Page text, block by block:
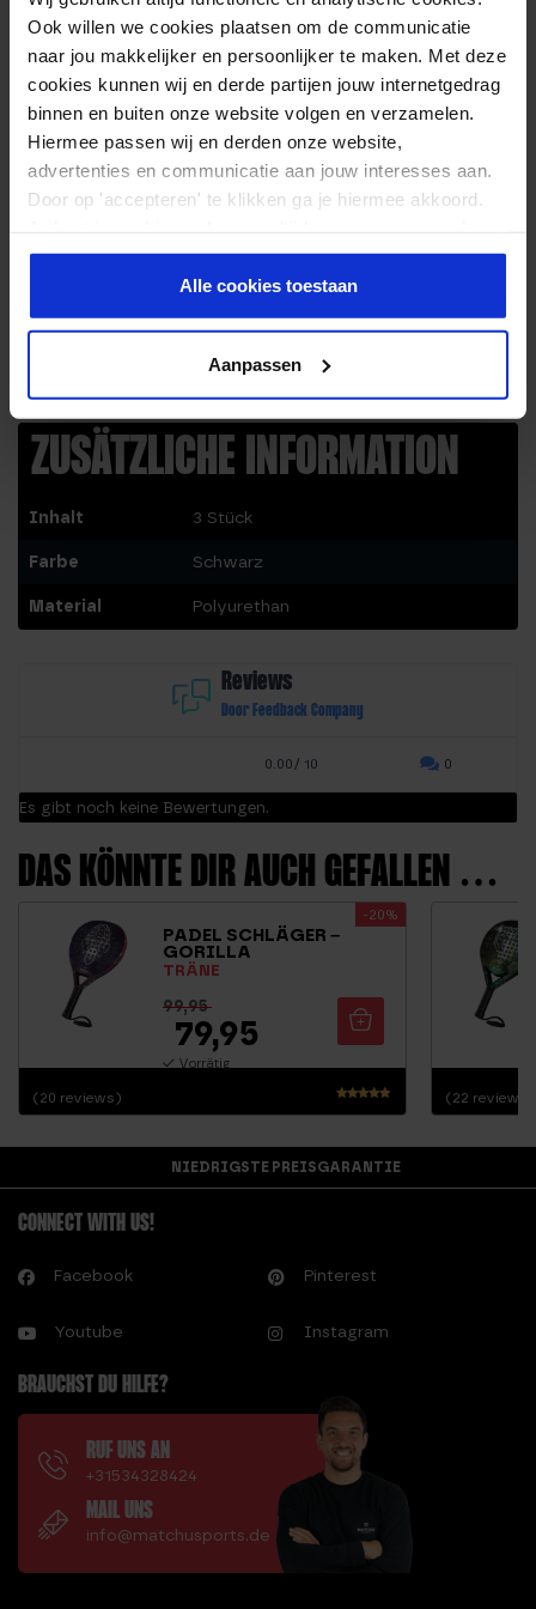
Ook willen we cookies plaatsen om de communicatie
naar jou makkelijker en persoonlijker te maken. Met deze
cookies kunnen wij en derde partijen jouw internetgedrag
binnen en buiten onze website volgen en verzamelen.
Hiermee passen wij en derden onze website,
advertenties en communicatie aan jouw interesses aan.
Door op 'accepteren' te klikken ga je hiermee akkoord.
er meer over in onsprivacy beleid.
Alle cookies toestaan
Aanpassen
ohne sich Sorgen machen zu müssen, dass Sie den Halt
verlieren.
ÜBERGRIFF INFORMATION:
3 Stück im Set
Breite: 24 mm
Aus bequemem Polyurethan
Einfach zu verwenden
ZUSÄTZLICHE INFORMATION
Inhalt 3 Stück
Farbe Schwarz
Material Polyurethan
Reviews
Door Feedback Company
0.00/ 10 0
Es gibt noch keine Bewertungen.
DAS KÖNNTE DIR AUCH GEFALLEN …
PADEL SCHLÄGER –
GORILLA
TRÄNE
-20%
4.68
von 5
(20 reviews)
99,95
79,95
Vorrätig
(22 reviews)
NIEDRIGSTE PREISGARANTIE
CONNECT WITH US!
Facebook Pinterest
Youtube Instagram
BRAUCHST DU HILFE?
RUF UNS AN
+31534328424
MAIL UNS
info@matchusports.de